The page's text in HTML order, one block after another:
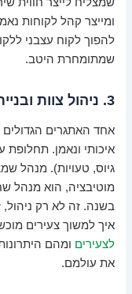
שמצליח לייצר חווית
ומייצר קהל לקוחות
להפוך לקוח עצבני
שמתומחרת היטב.
3. ניהול צוות ובניית נאמנות: מנהיג ולא רק בוס
אחד האתגרים
איכותי ונאמן.
גיוס, טעויות). מנהל
מוטיבציה, הוא מנהל
בשנה. זה לא רק
איך למשוך צעירים
לצעירים ומהם
את עולמם.